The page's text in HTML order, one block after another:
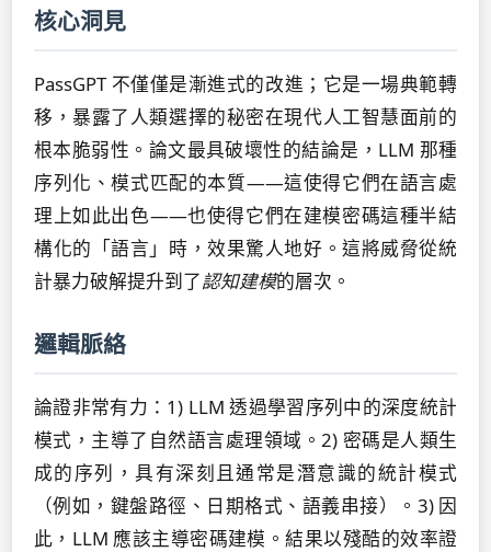
核心洞見
PassGPT 不僅僅是漸進式的改進；它是一場典範轉
移，暴露了人類選擇的秘密在現代人工智慧面前的
根本脆弱性。論文最具破壞性的結論是，LLM 那種
序列化、模式匹配的本質——這使得它們在語言處
理上如此出色——也使得它們在建模密碼這種半結
構化的「語言」時，效果驚人地好。這將威脅從統
計暴力破解提升到了認知建模的層次。
邏輯脈絡
論證非常有力：1) LLM 透過學習序列中的深度統計
模式，主導了自然語言處理領域。2) 密碼是人類生
成的序列，具有深刻且通常是潛意識的統計模式
（例如，鍵盤路徑、日期格式、語義串接）。3) 因
此，LLM 應該主導密碼建模。結果以殘酷的效率證